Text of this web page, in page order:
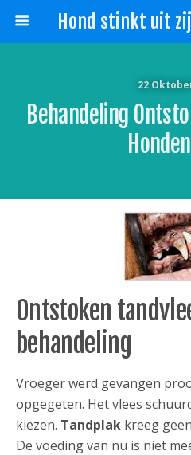
22
Behandeling
Ontstoken
behandeling
Vroeger werd gevangen
opgegeten. Het vlees
kiezen. Tandplak kreeg
De voeding van nu is niet